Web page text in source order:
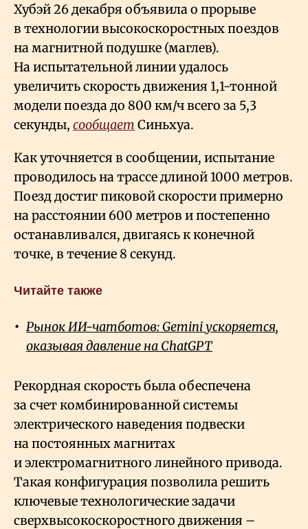
Хубэй 26 декабря объявила о прорыве
в технологии высокоскоростных поездов
на магнитной подушке (маглев).
На испытательной линии удалось
увеличить скорость движения 1,1-тонной
модели поезда до 800 км/ч всего за 5,3
секунды, сообщает Синьхуа.
Как уточняется в сообщении, испытание
проводилось на трассе длиной 1000 метров.
Поезд достиг пиковой скорости примерно
на расстоянии 600 метров и постепенно
останавливался, двигаясь к конечной
точке, в течение 8 секунд.
Читайте также
Рынок ИИ-чатботов: Gemini ускоряется,
оказывая давление на ChatGPT
Рекордная скорость была обеспечена
за счет комбинированной системы
электрического наведения подвески
на постоянных магнитах
и электромагнитного линейного привода.
Такая конфигурация позволила решить
ключевые технологические задачи
сверхвысокоскоростного движения –